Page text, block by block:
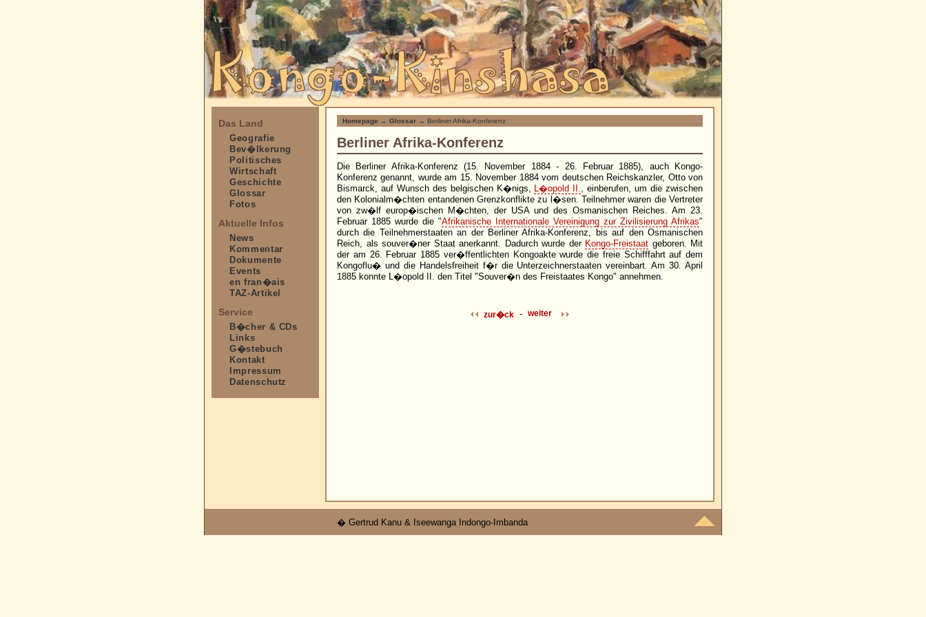
Das Land
Geografie
Bev�lkerung
Politisches
Wirtschaft
Geschichte
Glossar
Fotos
Aktuelle Infos
News
Kommentar
Dokumente
Events
en fran�ais
TAZ-Artikel
Service
B�cher & CDs
Links
G�stebuch
Kontakt
Impressum
Datenschutz
Homepage → Glossar → Berliner Afrika-Konferenz
Berliner Afrika-Konferenz
Die Berliner Afrika-Konferenz (15. November 1884 - 26. Februar 1885), auch Kongo-
Konferenz genannt, wurde am 15. November 1884 vom deutschen Reichskanzler, Otto von
Bismarck, auf Wunsch des belgischen K�nigs, L�opold II., einberufen, um die zwischen
den Kolonialm�chten entandenen Grenzkonflikte zu l�sen. Teilnehmer waren die Vertreter
von zw�lf europ�ischen M�chten, der USA und des Osmanischen Reiches. Am 23.
Februar 1885 wurde die "Afrikanische Internationale Vereinigung zur Zivilisierung Afrikas"
durch die Teilnehmerstaaten an der Berliner Afrika-Konferenz, bis auf den Osmanischen
Reich, als souver�ner Staat anerkannt. Dadurch wurde der Kongo-Freistaat geboren. Mit
der am 26. Februar 1885 ver�ffentlichten Kongoakte wurde die freie Schifffahrt auf dem
Kongoflu� und die Handelsfreiheit f�r die Unterzeichnerstaaten vereinbart. Am 30. April
1885 konnte L�opold II. den Titel "Souver�n des Freistaates Kongo" annehmen.
zur�ck - weiter
� Gertrud Kanu & Iseewanga Indongo-Imbanda